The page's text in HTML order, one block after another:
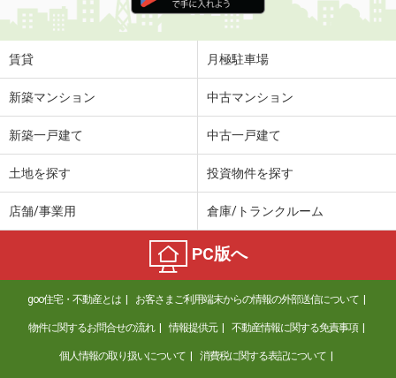
賃貸 月極駐車場
新築マンション 中古マンション
新築一戸建て 中古一戸建て
土地を探す 投資物件を探す
店舗/事業用 倉庫/トランクルーム
PC版へ
goo住宅・不動産とは お客さまご利用端末からの情報の外部送信について
物件に関するお問合せの流れ 情報提供元 不動産情報に関する免責事項
個人情報の取り扱いについて 消費税に関する表記について